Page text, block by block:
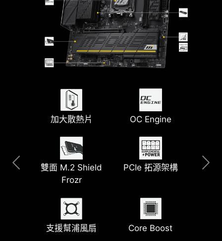
加大散熱片 OC Engine
雙面 M.2 Shield
Frozr
PCIe 拓源架構
支援幫浦風扇 Core Boost
5G LAN USB 20G Type-C
全速 Wi-Fi 7
Lightning Gen 5
Extreme DDR5 OC 前置 USB Type-C
清除 CMOS &
預裝 I/O 上蓋
EZ 天線